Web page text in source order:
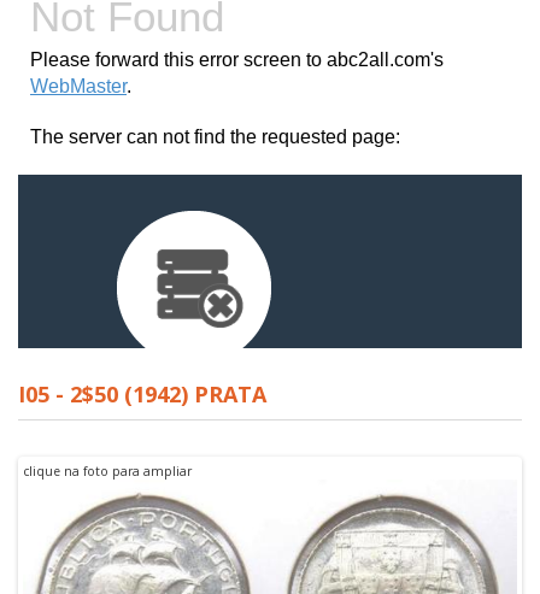
I05 - 2$50 (1942) PRATA
clique na foto para ampliar